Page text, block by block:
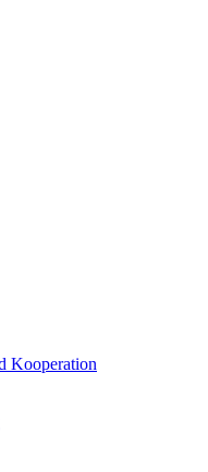
Kooperation